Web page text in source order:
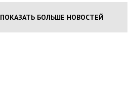
ПОКАЗАТЬ БОЛЬШЕ НОВОСТЕЙ